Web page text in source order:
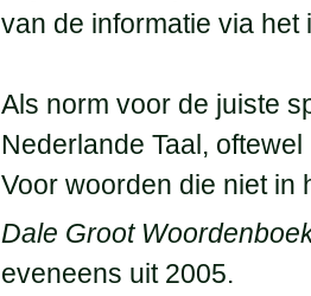
van de informatie via
Als norm voor de juiste
Nederlande Taal,
Voor woorden die niet in
Dale Groot
eveneens uit 2005.